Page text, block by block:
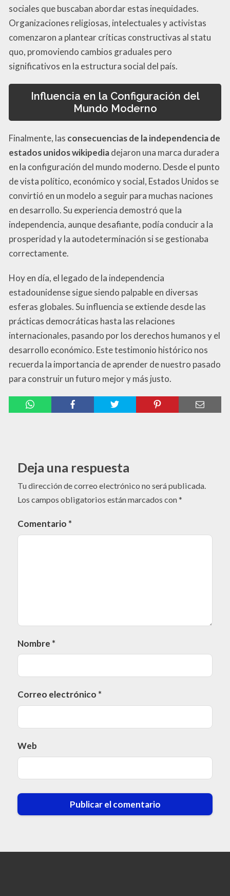
sociales que buscaban abordar estas inequidades.
Organizaciones religiosas, intelectuales y activistas
comenzaron a plantear críticas constructivas al statu
quo, promoviendo cambios graduales pero
significativos en la estructura social del país.
Influencia en la Configuración del
Mundo Moderno
Finalmente, las consecuencias de la independencia de
estados unidos wikipediadejaron una marca duradera
en la configuración del mundo moderno. Desde el punto
de vista político, económico y social, Estados Unidos se
convirtió en un modelo a seguir para muchas naciones
en desarrollo. Su experiencia demostró que la
independencia, aunque desafiante, podía conducir a la
prosperidad y la autodeterminación si se gestionaba
correctamente.
Hoy en día, el legado de la independencia
estadounidense sigue siendo palpable en diversas
esferas globales. Su influencia se extiende desde las
prácticas democráticas hasta las relaciones
internacionales, pasando por los derechos humanos y el
desarrollo económico. Este testimonio histórico nos
recuerda la importancia de aprender de nuestro pasado
para construir un futuro mejor y más justo.
Deja una respuesta
Tu dirección de correo electrónico no será publicada.
Los campos obligatorios están marcados con*
Comentario *
Nombre *
Correo electrónico *
Web